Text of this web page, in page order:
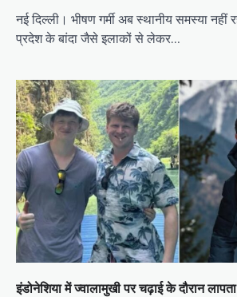
नई दिल्ली। भीषण गर्मी अब स्थानीय समस्या नहीं
प्रदेश के बांदा जैसे इलाकों से लेकर…
इंडोनेशिया में ज्वालामुखी पर चढ़ाई के दौरान